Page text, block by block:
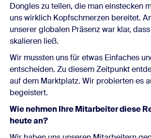
Dongles zu teilen, die man einstecken
uns wirklich Kopfschmerzen bereitet.
unserer globalen Präsenz war klar,
skalieren ließ.
Wir mussten uns für etwas Einfaches
entscheiden. Zu diesem Zeitpunkt
auf dem Marktplatz. Wir probierten es
begeistert.
Wie nehmen Ihre Mitarbeiter diese
heute an?